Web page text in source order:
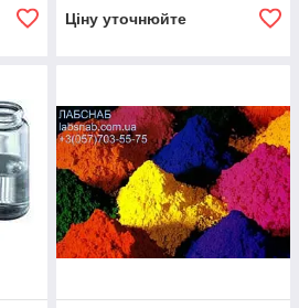
Ціну уточнюйте